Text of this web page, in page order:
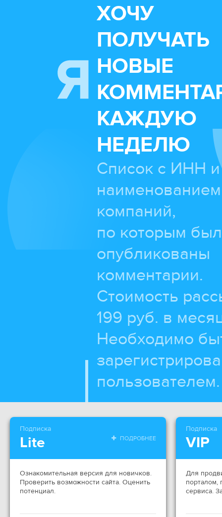
ХОЧУ
ПОЛУЧАТЬ
НОВЫЕ
КАЖДУЮ
НЕДЕЛЮ
Список с ИНН и
наименованием
компаний,
по которым
опубликованы
комментарии.
Стоимость
199 руб. в
Необходимо
пользователем.
Подписка
Lite ПОДРОБНЕЕ
Ознакомительная версия для новичков.
Проверить возможности сайта. Оценить
потенциал.
Подписка
VIP
Для
порталом,
сервиса.